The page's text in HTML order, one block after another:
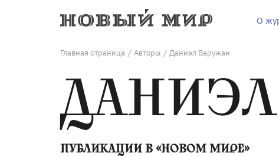
О
Главная страница / Авторы / Даниэл Варужан
ПУБЛИКАЦИИ В «НОВОМ МИРЕ»